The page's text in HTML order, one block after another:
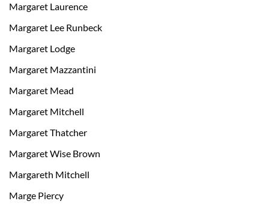
Margaret Laurence
Margaret Lee Runbeck
Margaret Lodge
Margaret Mazzantini
Margaret Mead
Margaret Mitchell
Margaret Thatcher
Margaret Wise Brown
Margareth Mitchell
Marge Piercy